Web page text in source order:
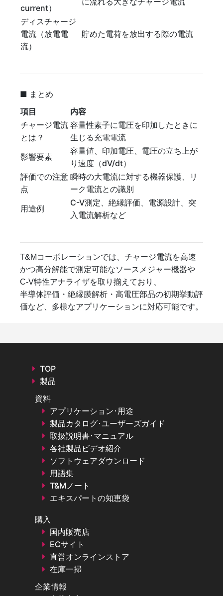
current）
ディスチャージ
電流（放電電
流）
貯めた電荷を放出する際の電流
■ まとめ
項目
内容
チャージ電流
とは？
容量性素子に電圧を印加したときに
生じる充電電流
影響要素
容量値、印加電圧、電圧の立ち上が
り速度（dV/dt）
評価での注意
点
瞬時の大電流に対する機器保護、リ
ーク電流との識別
用途例
C-V測定、絶縁評価、電源設計、突
入電流解析など
T&Mコーポレーションでは、チャージ電流を高速
かつ高分解能で測定可能なソースメジャー機器や
C-V特性アナライザを取り揃えており、
半導体評価・絶縁膜解析・高電圧部品の初期挙動評
価など、多様なアプリケーションに対応可能です。
TOP
製品
資料
アプリケーション･用途
製品カタログ･ユーザーズガイド
取扱説明書･マニュアル
各社製品ビデオ紹介
ソフトウェアダウンロード
用語集
T&Mノート
エキスパートの知恵袋
購入
国内販売店
ECサイト
直営オンラインストア
在庫一掃
企業情報